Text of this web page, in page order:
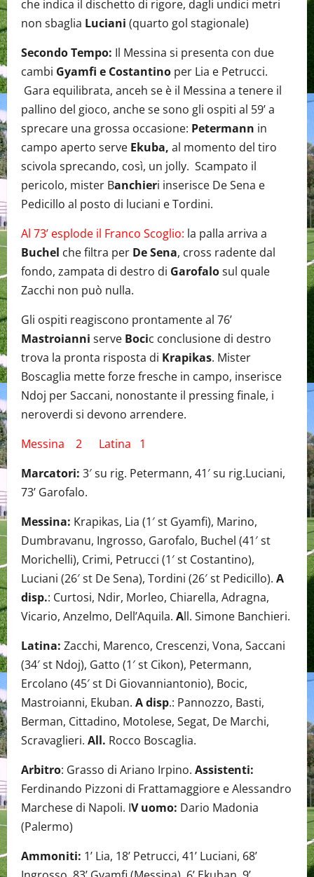
che indica il dischetto di rigore, dagli undici metri
non sbaglia Luciani (quarto gol stagionale)
Secondo Tempo: Il Messina si presenta con due
cambi Gyamfi e Costantino per Lia e Petrucci.
Gara equilibrata, anceh se è il Messina a tenere il
pallino del gioco, anche se sono gli ospiti al 59’ a
sprecare una grossa occasione: Petermann in
campo aperto serve Ekuba, al momento del tiro
scivola sprecando, così, un jolly. Scampato il
pericolo, mister Banchieri inserisce De Sena e
Pedicillo al posto di luciani e Tordini.
Al 73’ esplode il Franco Scoglio: la palla arriva a
Buchel che filtra per De Sena, cross radente dal
fondo, zampata di destro di Garofalosul quale
Zacchi non può nulla.
Gli ospiti reagiscono prontamente al 76’
Mastroianni serve Bocic conclusione di destro
trova la pronta risposta di Krapikas. Mister
Boscaglia mette forze fresche in campo, inserisce
Ndoj per Saccani, nonostante il pressing finale, i
neroverdi si devono arrendere.
Messina 2 Latina 1
Marcatori: 3′ su rig. Petermann, 41′ su rig.Luciani,
73’ Garofalo.
Messina: Krapikas, Lia (1′ st Gyamfi), Marino,
Dumbravanu, Ingrosso, Garofalo, Buchel (41′ st
Morichelli), Crimi, Petrucci (1′ st Costantino),
Luciani (26′ st De Sena), Tordini (26′ st Pedicillo). A
disp.: Curtosi, Ndir, Morleo, Chiarella, Adragna,
Vicario, Anzelmo, Dell’Aquila. All. Simone Banchieri.
Latina: Zacchi, Marenco, Crescenzi, Vona, Saccani
(34′ st Ndoj), Gatto (1′ st Cikon), Petermann,
Ercolano (45′ st Di Giovanniantonio), Bocic,
Mastroianni, Ekuban. A disp.: Pannozzo, Basti,
Berman, Cittadino, Motolese, Segat, De Marchi,
Scravaglieri. All. Rocco Boscaglia.
Arbitro: Grasso di Ariano Irpino. Assistenti:
Ferdinando Pizzoni di Frattamaggiore e Alessandro
Marchese di Napoli. IV uomo: Dario Madonia
(Palermo)
Ammoniti: 1’ Lia, 18’ Petrucci, 41’ Luciani, 68’